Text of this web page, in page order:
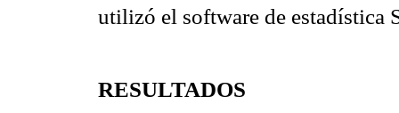
utilizó el software de estadística
RESULTADOS